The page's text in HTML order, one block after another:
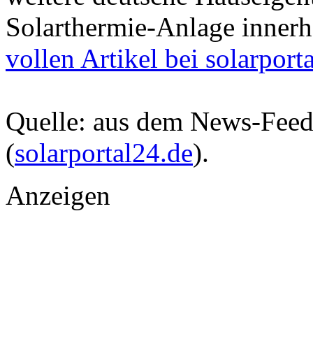
Solarthermie-Anlage
vollen Artikel bei
Quelle: aus dem News-
(solarportal24.de).
Anzeigen